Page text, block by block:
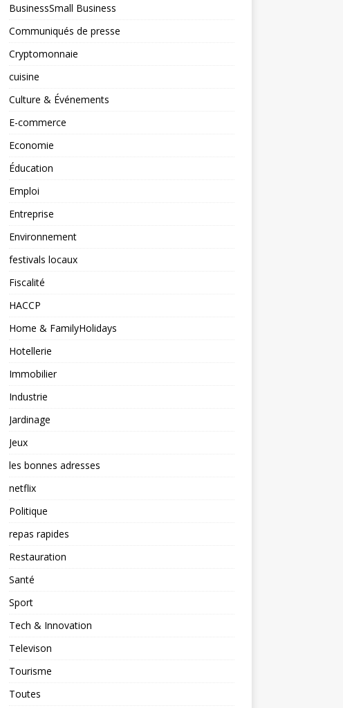
BusinessSmall Business
Communiqués de presse
Cryptomonnaie
cuisine
Culture & Événements
E-commerce
Economie
Éducation
Emploi
Entreprise
Environnement
festivals locaux
Fiscalité
HACCP
Home & FamilyHolidays
Hotellerie
Immobilier
Industrie
Jardinage
Jeux
les bonnes adresses
netflix
Politique
repas rapides
Restauration
Santé
Sport
Tech & Innovation
Televison
Tourisme
Toutes